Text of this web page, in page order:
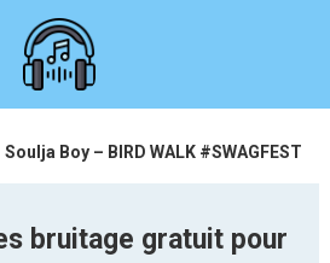
Soulja Boy – BIRD WALK #SWAGFEST
bruitage gratuit pour